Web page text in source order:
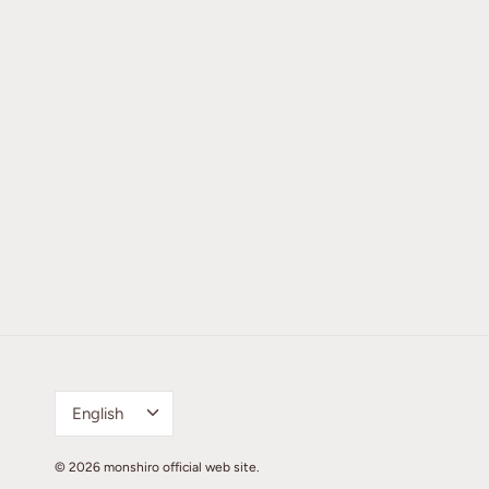
Language
English
© 2026 monshiro official web site.